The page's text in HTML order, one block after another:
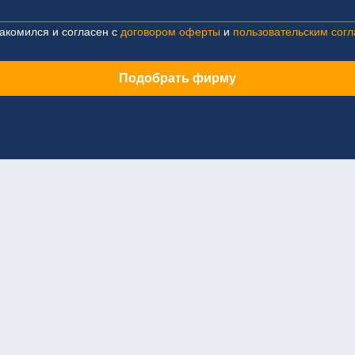
и согласен с договором оферты и пользовательским
Подобрать фирму